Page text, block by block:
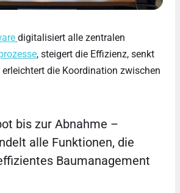
digitalisiert alle zentralen
, steigert die Effizienz, senkt
erleichtert die Koordination zwischen
bis zur Abnahme –
alle Funktionen, die
Baumanagement